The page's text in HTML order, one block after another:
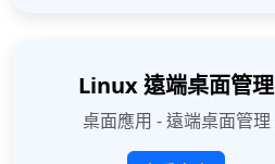
Linux 遠端桌面管理
桌面應用 - 遠端桌面管理